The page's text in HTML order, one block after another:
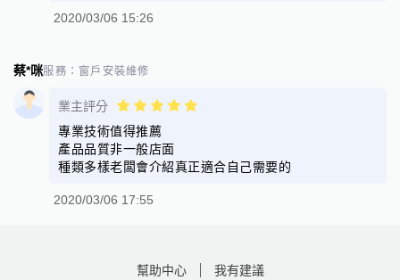
2020/03/06 15:26
蔡*咪服務： 窗戶安裝維修
業主評分
專業技術值得推薦
產品品質非一般店面
種類多樣老闆會介紹真正適合自己需要的
2020/03/06 17:55
幫助中心 我有建議